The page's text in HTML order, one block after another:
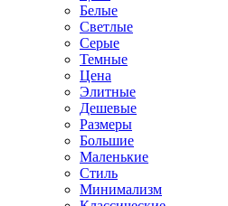
Белые
Светлые
Серые
Темные
Цена
Элитные
Дешевые
Размеры
Большие
Маленькие
Стиль
Минимализм